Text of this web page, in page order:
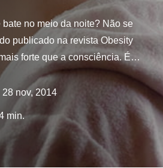
no meio da noite? Não se
publicado na revista Obesity
forte que a consciência. É…
28 nov, 2014
min.